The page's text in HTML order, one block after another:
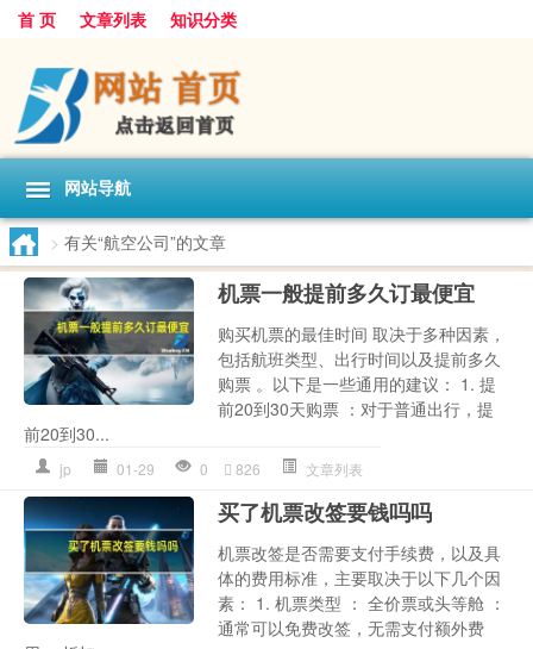
首 页 文章列表 知识分类
网站导航
> 有关“航空公司”的文章
机票一般提前多久订最便宜
购买机票的最佳时间 取决于多种因素，
包括航班类型、出行时间以及提前多久
购票 。以下是一些通用的建议： 1. 提
前20到30天购票 ：对于普通出行，提
前20到30...
jp 01-29 0 826 文章列表
买了机票改签要钱吗吗
机票改签是否需要支付手续费，以及具
体的费用标准，主要取决于以下几个因
素： 1. 机票类型 ： 全价票或头等舱 ：
通常可以免费改签，无需支付额外费